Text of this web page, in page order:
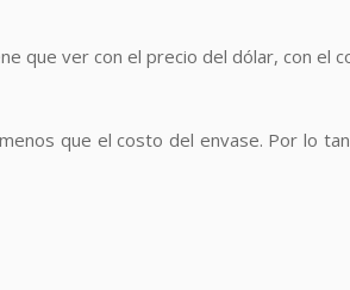
que ver con el precio del dólar, con
que el costo del envase. Por lo